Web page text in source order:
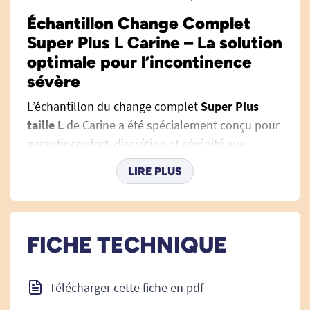
Échantillon Change Complet
Super Plus L Carine – La solution
optimale pour l’incontinence
sévère
L’échantillon du change completSuper Plus
taille L de Carine a été spécialement conçu pour
garantir confort, discrétion et sérénité aux
personnes souffrant d’incontinence sévère,
qu’elle soit urinaire et/ou fécale. Grâce à sa
technologie avancée et à ses matériaux haute
aux utilisateurs qu’aux aidants, apportant
efficacité, protection et respect de la peau à
réponse globale, découvrez notre sélection de
LIRE PLUS
FICHE TECHNIQUE
Télécharger cette fiche en pdf